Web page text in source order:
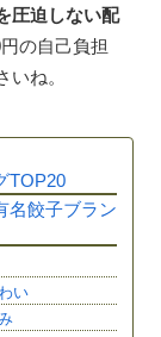
圧迫しない配
の自己負担
ね。
TOP20
名餃子ブラン
い